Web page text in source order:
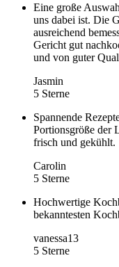
Eine große
uns dabei ist. Die
ausreichend
Gericht gut
und von guter
Jasmin
5 Sterne
Spannende
Portionsgröße der
frisch und gekühlt.
Carolin
5 Sterne
Hochwertige
bekanntesten
vanessa13
5 Sterne